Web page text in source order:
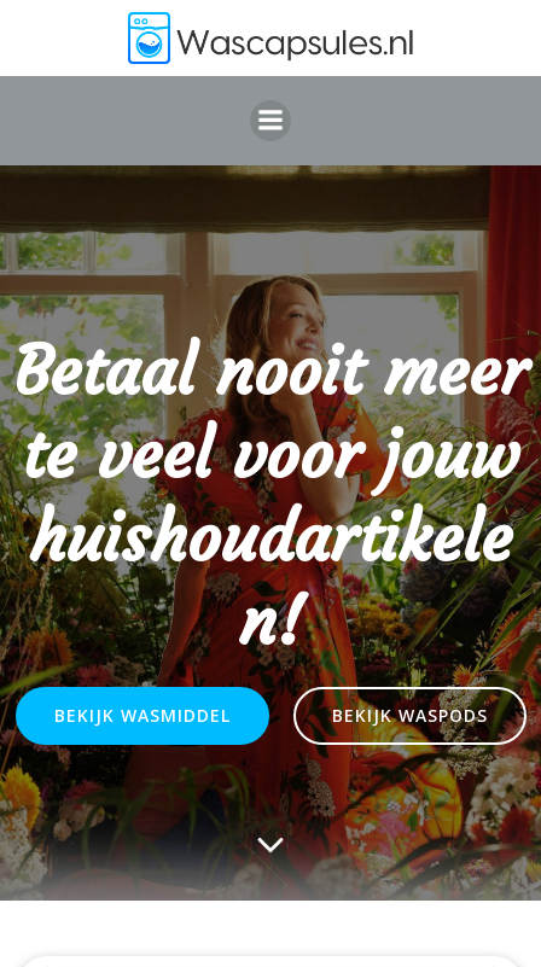
naar
de
Betaal nooit meer
te veel voor jouw
huishoudartikele
n!
BEKIJK WASMIDDEL BEKIJK WASPODS